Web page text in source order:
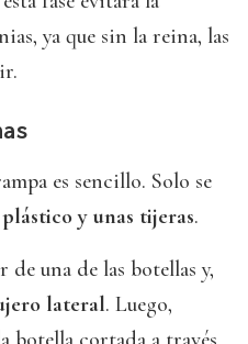
ya que sin la reina, las
es sencillo. Solo se
y unas tijeras.
una de las botellas y,
lateral. Luego,